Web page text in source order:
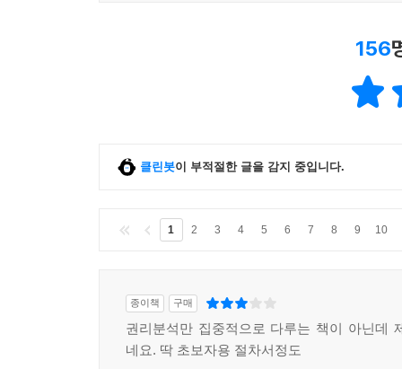
156
클린봇이 부적절한 글을 감지 중입니다.
1 2 3 4 5 6 7 8 9 10
종이책 구매
권리분석만 집중적으로 다루는 책이 아닌데
네요. 딱 초보자용 절차서정도